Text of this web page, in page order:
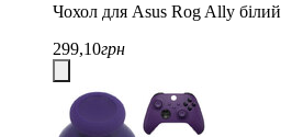
Чохол для Asus Rog Ally білий
299,10грн